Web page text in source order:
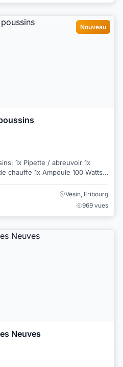
Nouveau
1x
Vesin, Fribourg
969 vues
Neuves